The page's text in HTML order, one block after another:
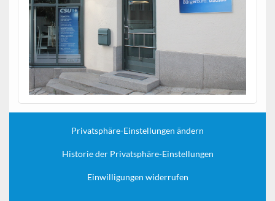
Privatsphäre-Einstellungen ändern
Historie der Privatsphäre-Einstellungen
Einwilligungen widerrufen